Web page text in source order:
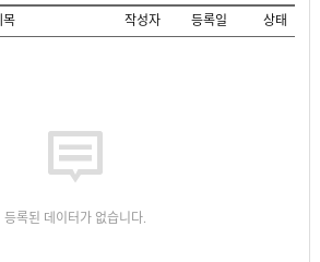
목 작성자 등록일 상태
등록된 데이터가 없습니다.